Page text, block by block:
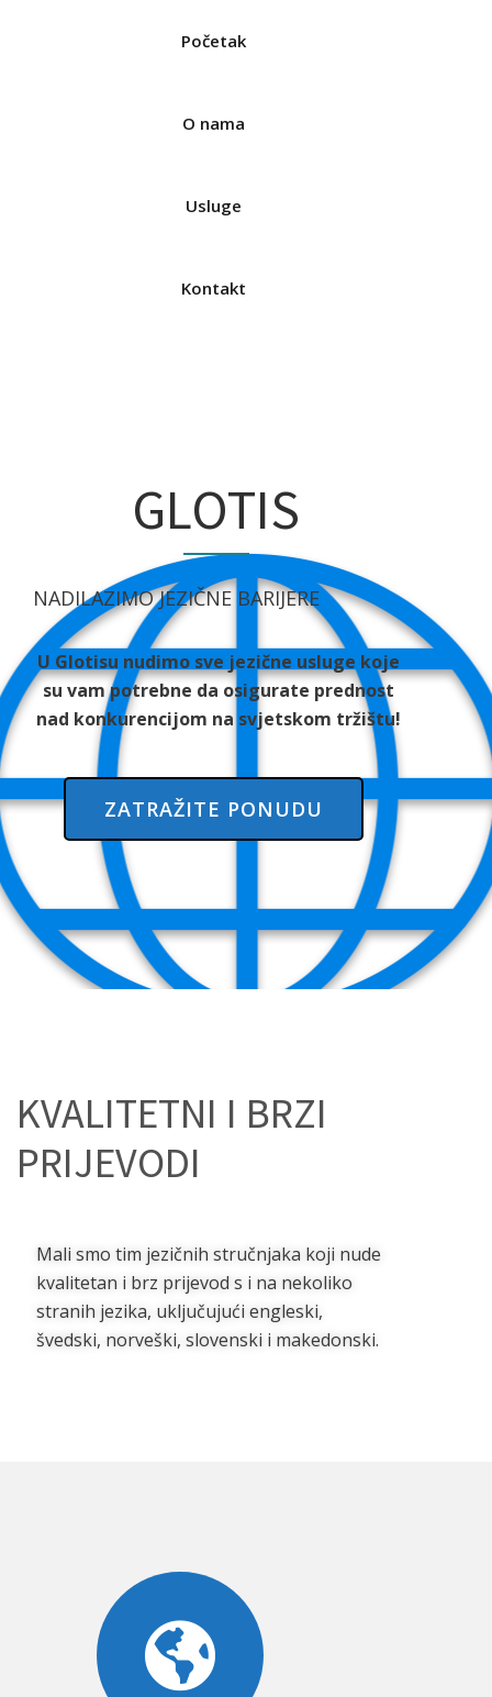
Početak
O nama
Usluge
Kontakt
GLOTIS
NADILAZIMO JEZIČNE BARIJERE
U Glotisu nudimo sve jezične usluge koje
su vam potrebne da osigurate prednost
nad konkurencijom na svjetskom tržištu!
ZATRAŽITE PONUDU
KVALITETNI I BRZI
PRIJEVODI
Mali smo tim jezičnih stručnjaka koji nude
kvalitetan i brz prijevod s i na nekoliko
stranih jezika, uključujući engleski,
švedski, norveški, slovenski i makedonski.